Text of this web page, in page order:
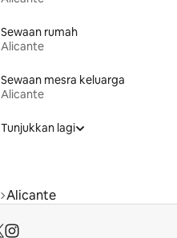
Sewaan rumah
Alicante
Sewaan mesra keluarga
Alicante
Tunjukkan lagi
Alicante